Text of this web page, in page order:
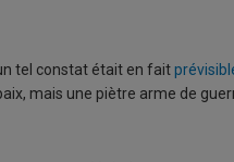
tel constat était en fait
mais une piètre arme de